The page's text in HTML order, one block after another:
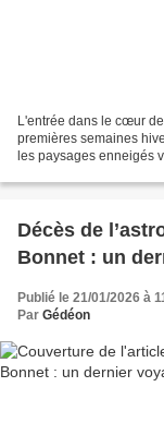
L'entrée dans le cœur
premières semaines
les paysages enneigés
Décès de
Bonnet : un
Publié le 21/01/2026 à
Par Gédéon